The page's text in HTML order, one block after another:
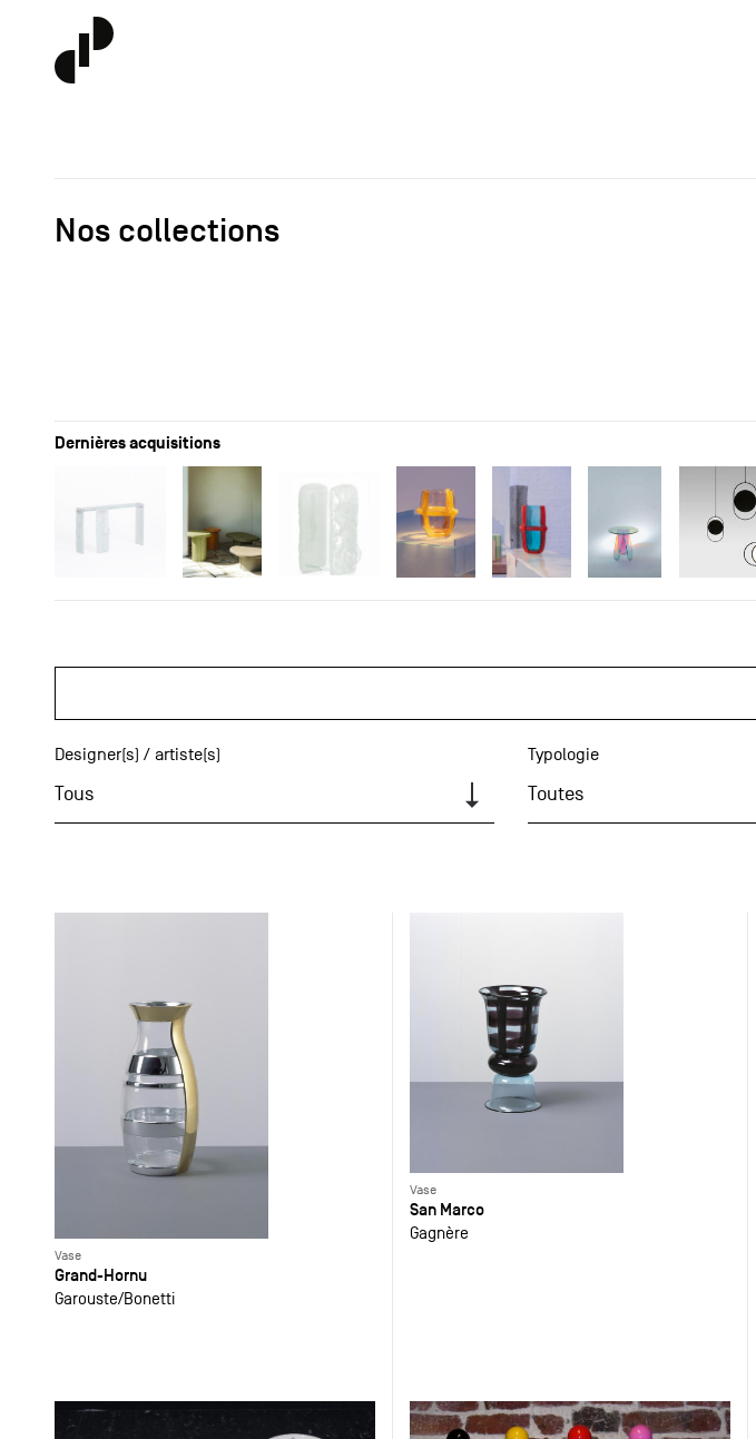
Nos collections
Dernières acquisitions
Designer(s) / artiste(s)
Tous
Typologie
Toutes
Vase
Grand-Hornu
Garouste Bonetti
Vase
San Marco
Gagnère